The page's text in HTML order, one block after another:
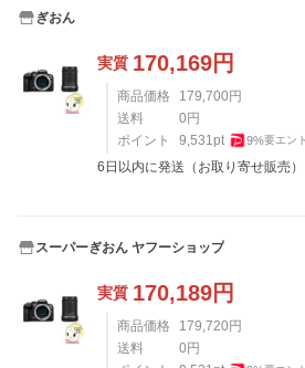
ぎおん
実質 170,169円
商品価格 179,700円
送料
0円
ポイント
9,531 pt 9%要エン
6日以内に発送（お取り寄せ販売）
スーパーぎおん ヤフーショップ
実質 170,189円
商品価格 179,720円
送料
0円